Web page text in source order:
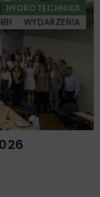
HYDROTECHNIKA
WYDARZENIA